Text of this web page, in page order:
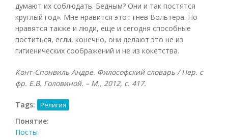
думают их соблюдать. Бедным? Они и так постятся
круглый год». Мне нравится этот гнев Вольтера. Но
нравятся также и люди, еще и сегодня способные
поститься, если, конечно, они делают это не из
гигиенических соображений и не из кокетства.
Конт-Спонвиль Андре. Философский словарь / Пер. с
фр. Е.В. Головиной. – М., 2012, с. 417.
Tags: Религия
Понятие:
Посты